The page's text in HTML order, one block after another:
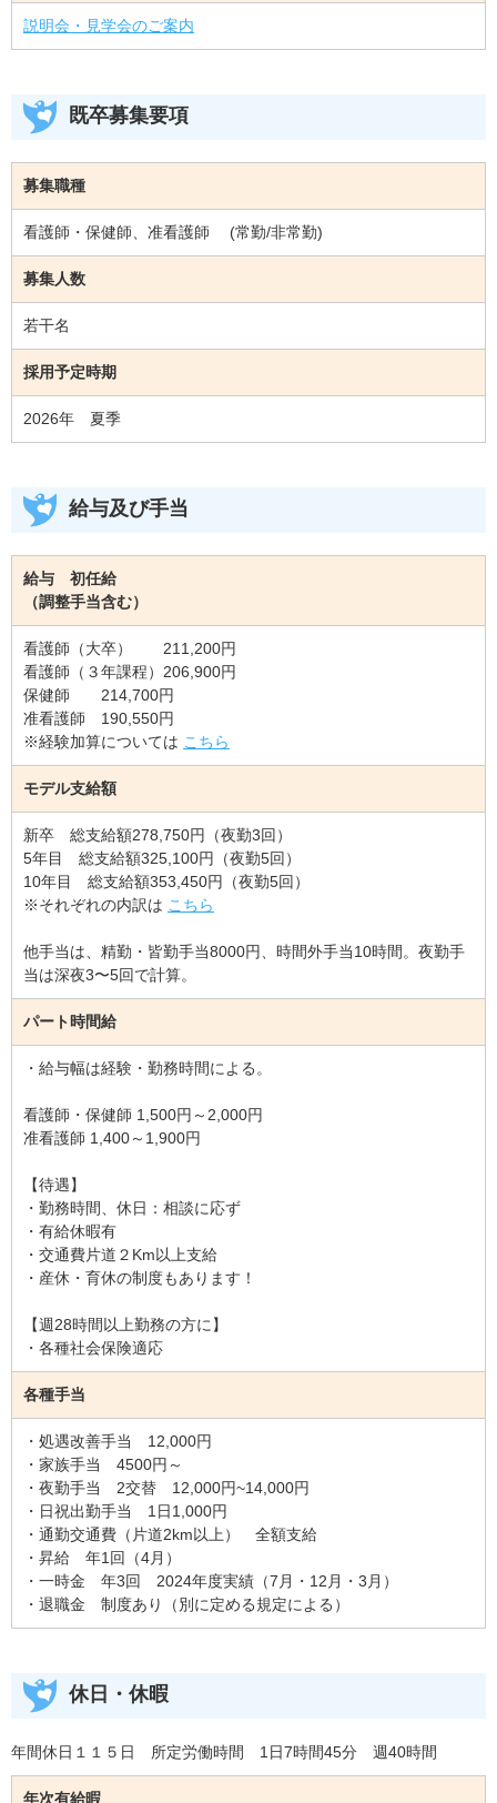
説明会・見学会のご案内
既卒募集要項
募集職種
看護師・保健師、准看護師 (常勤/非常勤)
募集人数
若干名
採用予定時期
2026年 夏季
給与及び手当
給与 初任給
（調整手当含む）
看護師（大卒） 211,200円
看護師（３年課程）206,900円
保健師 214,700円
准看護師 190,550円
※経験加算については こちら
モデル支給額
新卒 総支給額278,750円（夜勤3回）
5年目 総支給額325,100円（夜勤5回）
10年目 総支給額353,450円（夜勤5回）
※それぞれの内訳は こちら
他手当は、精勤・皆勤手当8000円、時間外手当10時間。夜勤手
当は深夜3〜5回で計算。
パート時間給
・給与幅は経験・勤務時間による。
看護師・保健師 1,500円～2,000円
准看護師 1,400～1,900円
【待遇】
・勤務時間、休日：相談に応ず
・有給休暇有
・交通費片道２Km以上支給
・産休・育休の制度もあります！
【週28時間以上勤務の方に】
・各種社会保険適応
各種手当
・処遇改善手当 12,000円
・家族手当 4500円～
・夜勤手当 2交替 12,000円~14,000円
・日祝出勤手当 1日1,000円
・通勤交通費（片道2km以上） 全額支給
・昇給 年1回（4月）
・一時金 年3回 2024年度実績（7月・12月・3月）
・退職金 制度あり（別に定める規定による）
休日・休暇
年間休日１１５日 所定労働時間 1日7時間45分 週40時間
年次有給暇